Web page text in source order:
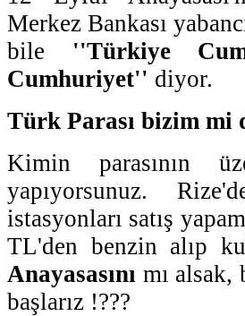
Merkez Bankası
bile ''Türkiye
Cumhuriyet'' diyor.
Türk Parası bizim mi
Kimin parasının
yapıyorsunuz.
istasyonları satış
TL'den benzin alıp
Anayasasını mı
başlarız !???